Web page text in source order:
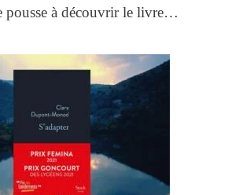
pousse à découvrir le livre…